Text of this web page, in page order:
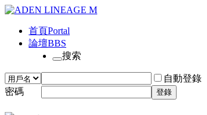
首頁Portal
論壇BBS
搜索
自動登錄
密碼
登錄